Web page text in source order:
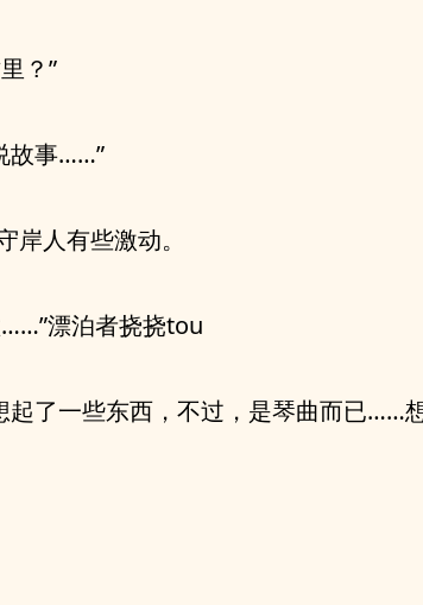
？”
故事……”
岸人有些激动。
漂泊者挠挠tou
起了一些东西，不过，是琴曲而已……